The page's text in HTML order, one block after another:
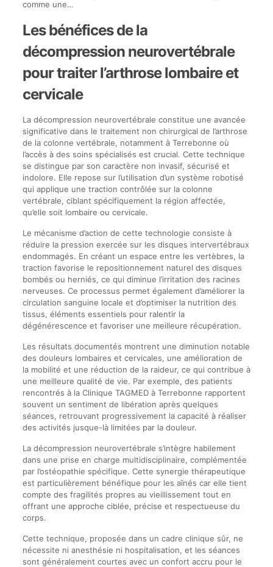
comme une…
Les bénéfices de la
décompression neurovertébrale
pour traiter l’arthrose lombaire et
cervicale
La décompression neurovertébrale constitue une avancée
significative dans le traitement non chirurgical de l’arthrose
de la colonne vertébrale, notamment à Terrebonne où
l’accès à des soins spécialisés est crucial. Cette technique
se distingue par son caractère non invasif, sécurisé et
indolore. Elle repose sur l’utilisation d’un système robotisé
qui applique une traction contrôlée sur la colonne
vertébrale, ciblant spécifiquement la région affectée,
qu’elle soit lombaire ou cervicale.
Le mécanisme d’action de cette technologie consiste à
réduire la pression exercée sur les disques intervertébraux
endommagés. En créant un espace entre les vertèbres, la
traction favorise le repositionnement naturel des disques
bombés ou herniés, ce qui diminue l’irritation des racines
nerveuses. Ce processus permet également d’améliorer la
circulation sanguine locale et d’optimiser la nutrition des
tissus, éléments essentiels pour ralentir la
dégénérescence et favoriser une meilleure récupération.
Les résultats documentés montrent une diminution notable
des douleurs lombaires et cervicales, une amélioration de
la mobilité et une réduction de la raideur, ce qui contribue à
une meilleure qualité de vie. Par exemple, des patients
rencontrés à la Clinique TAGMED à Terrebonne rapportent
souvent un sentiment de libération après quelques
séances, retrouvant progressivement la capacité à réaliser
des activités jusque-là limitées par la douleur.
La décompression neurovertébrale s’intègre habilement
dans une prise en charge multidisciplinaire, complémentée
par l’ostéopathie spécifique. Cette synergie thérapeutique
est particulièrement bénéfique pour les aînés car elle tient
compte des fragilités propres au vieillissement tout en
offrant une approche ciblée, précise et respectueuse du
corps.
Cette technique, proposée dans un cadre clinique sûr, ne
nécessite ni anesthésie ni hospitalisation, et les séances
sont généralement courtes avec un confort accru pour le